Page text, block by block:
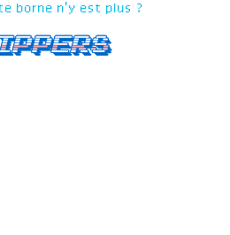
borne n'y est plus ?